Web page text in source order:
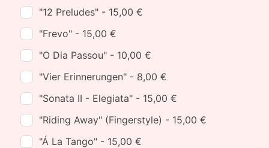
"12 Preludes" - 15,00 €
"Frevo" - 15,00 €
"O Dia Passou" - 10,00 €
"Vier Erinnerungen" - 8,00 €
"Sonata II - Elegiata" - 15,00 €
"Riding Away" (Fingerstyle) - 15,00 €
"Á La Tango" - 15,00 €